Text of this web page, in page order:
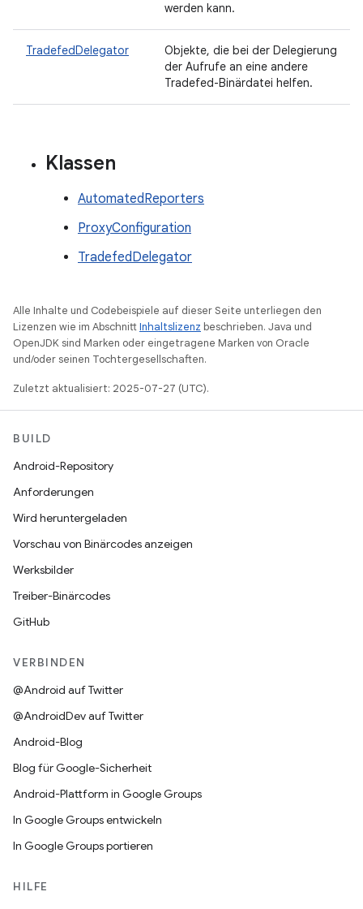
werden kann.
TradefedDelegator
Objekte, die bei der Delegierung
der Aufrufe an eine andere
Tradefed-Binärdatei helfen.
Klassen
AutomatedReporters
ProxyConfiguration
TradefedDelegator
Alle Inhalte und Codebeispiele auf dieser Seite unterliegen den
Lizenzen wie im AbschnittInhaltslizenz beschrieben. Java und
OpenJDK sind Marken oder eingetragene Marken von Oracle
und/oder seinen Tochtergesellschaften.
Zuletzt aktualisiert: 2025-07-27 (UTC).
BUILD
Android-Repository
Anforderungen
Wird heruntergeladen
Vorschau von Binärcodes anzeigen
Werksbilder
Treiber-Binärcodes
GitHub
VERBINDEN
@Android auf Twitter
@AndroidDev auf Twitter
Android-Blog
Blog für Google-Sicherheit
Android-Plattform in Google Groups
In Google Groups entwickeln
In Google Groups portieren
HILFE